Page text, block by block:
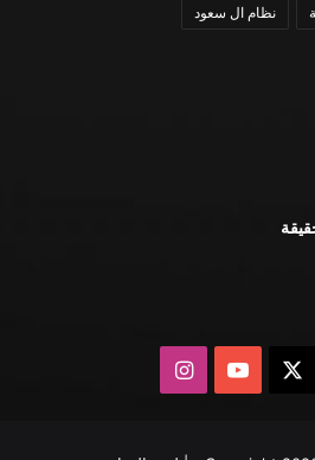
نظام ال سعود
يوتيوبانستقرام